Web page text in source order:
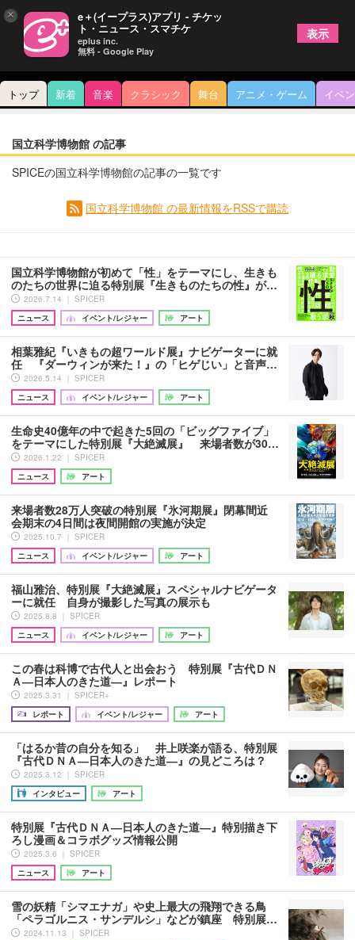
トップ 新着 音楽 クラシック 舞台 アニメ・ゲーム イベ
国立科学博物館 の記事
SPICEの国立科学博物館の記事の一覧です
国立科学博物館 の最新情報をRSSで購読
国立科学博物館が初めて「性」をテーマにし、生きも
のたちの世界に迫る特別展『生きものたちの性』が…
2026.7.14 ｜ SPICER
ニュース
イベント/レジャー アート
相葉雅紀『いきもの超ワールド展』ナビゲーターに就
任 『ダーウィンが来た！』の「ヒゲじい」と音声…
2026.5.14 ｜ SPICER
ニュース
イベント/レジャー アート
生命史40億年の中で起きた5回の「ビッグファイブ」
をテーマにした特別展『大絶滅展』 来場者数が30…
2026.1.22 ｜ SPICER
ニュース
アート
来場者数28万人突破の特別展『氷河期展』閉幕間近
会期末の4日間は夜間開館の実施が決定
2025.10.7 ｜ SPICER
ニュース
イベント/レジャー アート
福山雅治、特別展『大絶滅展』スペシャルナビゲータ
ーに就任 自身が撮影した写真の展示も
2025.8.8 ｜ SPICER
ニュース
イベント/レジャー アート
この春は科博で古代人と出会おう 特別展『古代ＤＮ
Ａ―日本人のきた道―』レポート
2025.3.31 ｜ SPICER+
レポート
イベント/レジャー アート
「はるか昔の自分を知る」 井上咲楽が語る、特別展
『古代ＤＮＡ―日本人のきた道―』の見どころは？
2025.3.12 ｜ SPICER
インタビュー
アート
特別展『古代ＤＮＡ―日本人のきた道―』特別描き下
ろし漫画＆コラボグッズ情報公開
2025.3.6 ｜ SPICER
ニュース
アート
雪の妖精「シマエナガ」や史上最大の飛翔できる鳥
「ペラゴルニス・サンデルシ」などが鎮座 特別展…
2024.11.13 ｜ SPICER
× e＋(イープラス)アプリ - チケッ
ト・ニュース・スマチケ
eplus inc.
無料 - Google Play
表示